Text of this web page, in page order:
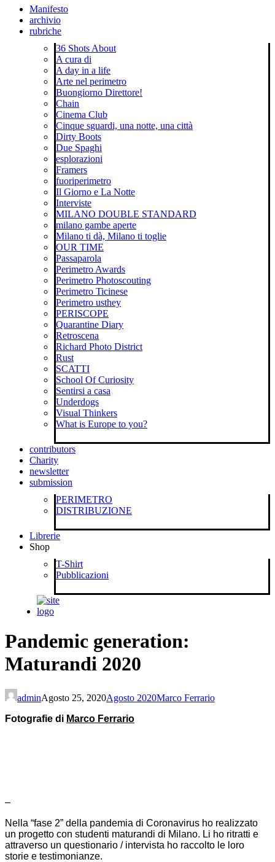
Manifesto
archivio
rubriche
36 Shots About
A cura di
A day in a life
Arte nel perimetro
Buongiorno Direttore!
Chain
Cinema Club
Cinque sguardi, una notte, una città
Dirty Boots
Due Spaghi
esplorazioni
Framers
fuoriperimetro
Il Giorno e La Notte
Interviste
MILANO DOUBLE STANDARD
milano gambe aperte
Milano ti dà, Milano ti toglie
OUR TIME
Passaparola
Perimetro Awards
Perimetro Photoscouting
Perimetro Ticinese
Perimetro usthey
PERISCOPE
Quarantine Diary
Retroscena
Richard Photo District
Rust
SCATTI
School Of Curiosity
Sentirsi a casa
Underdogs
Visual Thinkers
What is Europe to you?
contributors
Charity
newsletter
submission
PERIMETRO
DISTRIBUZIONE
Librerie
Shop
T-Shirt
Pubblicazioni
Pandemic generation:
Maturandi 2020
adminAgosto 25, 2020Agosto 2020Marco Ferrario
Fotografie di Marco Ferrario
–
Nella “fase 2” della pandemia di Coronavirus ho realizzato
un progetto con studenti maturandi di Milano. Li ho ritratti e
attraverso un questionario / intervista ho raccolto le loro
storie e testimonianze.